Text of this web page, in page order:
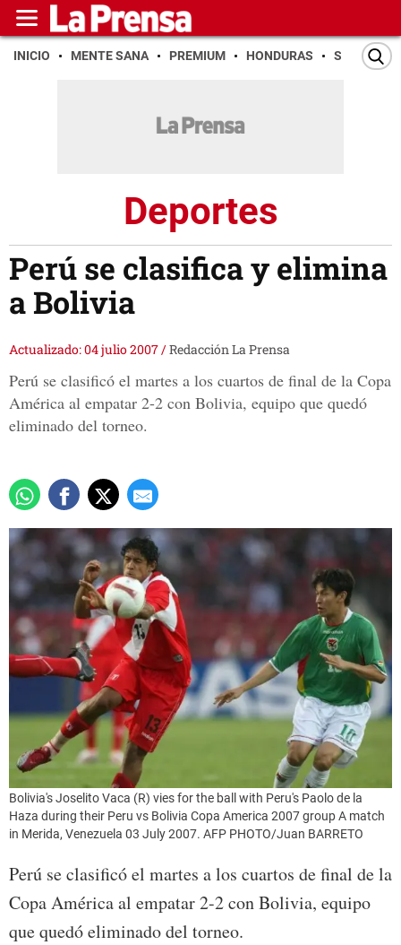
INICIO MENTE SANA PREMIUM HONDURAS SAN PEDRO
Deportes
Perú se clasifica y elimina
a Bolivia
Actualizado: 04 julio 2007/Redacción La Prensa
Perú se clasificó el martes a los cuartos de final de la Copa
América al empatar 2-2 con Bolivia, equipo que quedó
eliminado del torneo.
Bolivia's Joselito Vaca (R) vies for the ball with Peru's Paolo de la
Haza during their Peru vs Bolivia Copa America 2007 group A match
in Merida, Venezuela 03 July 2007. AFP PHOTO/Juan BARRETO
Perú se clasificó el martes a los cuartos de final de la
Copa América al empatar 2-2 con Bolivia, equipo
que quedó eliminado del torneo.